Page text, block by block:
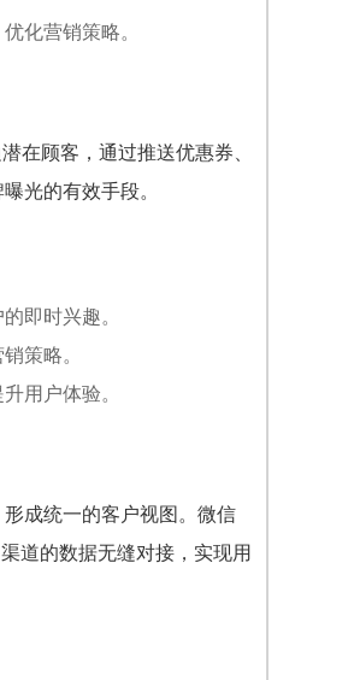
化营销策略。
在顾客，通过推送优惠券、
光的有效手段。
即时兴趣。
策略。
用户体验。
成统一的客户视图。微信
道的数据无缝对接，实现用